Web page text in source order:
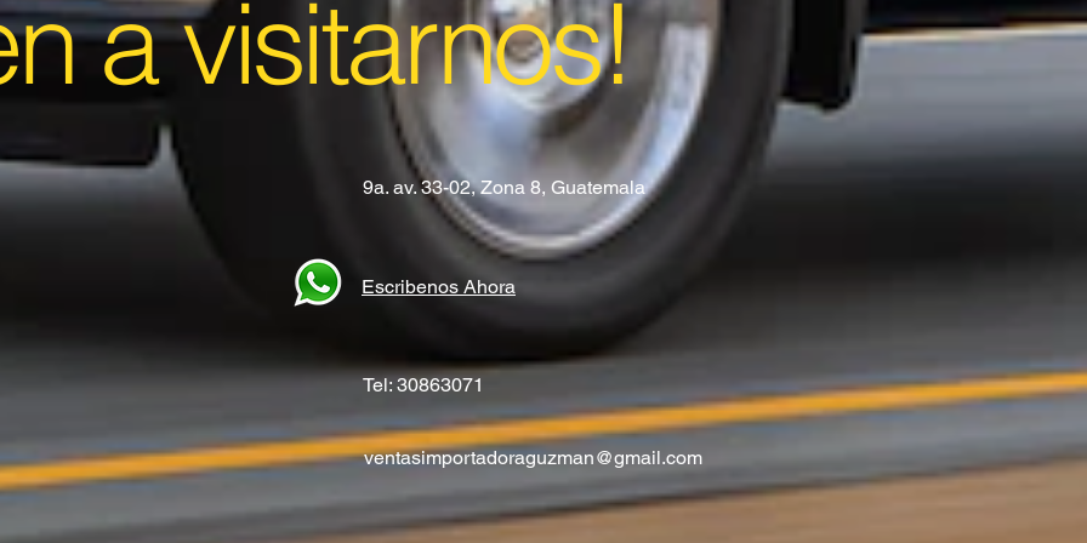
a visitarnos!
9a. av. 33-02, Zona 8, Guatemala
Escribenos Ahora
Tel: 30863071
ventasimportadoraguzman@gmail.com